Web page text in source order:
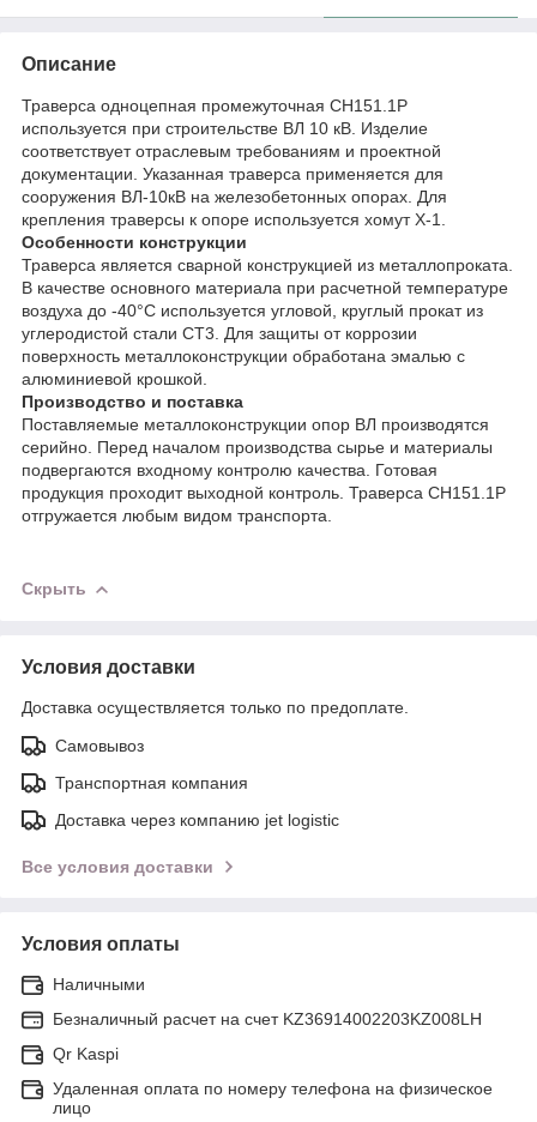
Описание
Траверса одноцепная промежуточная СН151.1Р
используется при строительстве ВЛ 10 кВ. Изделие
соответствует отраслевым требованиям и проектной
документации. Указанная траверса применяется для
сооружения ВЛ-10кВ на железобетонных опорах. Для
крепления траверсы к опоре используется хомут Х-1.
Особенности конструкции
Траверса является сварной конструкцией из металлопроката.
В качестве основного материала при расчетной температуре
воздуха до -40°С используется угловой, круглый прокат из
углеродистой стали СТ3. Для защиты от коррозии
поверхность металлоконструкции обработана эмалью с
алюминиевой крошкой.
Производство и поставка
Поставляемые металлоконструкции опор ВЛ производятся
серийно. Перед началом производства сырье и материалы
подвергаются входному контролю качества. Готовая
продукция проходит выходной контроль. Траверса СН151.1Р
отгружается любым видом транспорта.
Скрыть
Условия доставки
Доставка осуществляется только по предоплате.
Самовывоз
Транспортная компания
Доставка через компанию jet logistic
Все условия доставки
Условия оплаты
Наличными
Безналичный расчет на счет KZ36914002203KZ008LH
Qr Kaspi
Удаленная оплата по номеру телефона на физическое
лицо